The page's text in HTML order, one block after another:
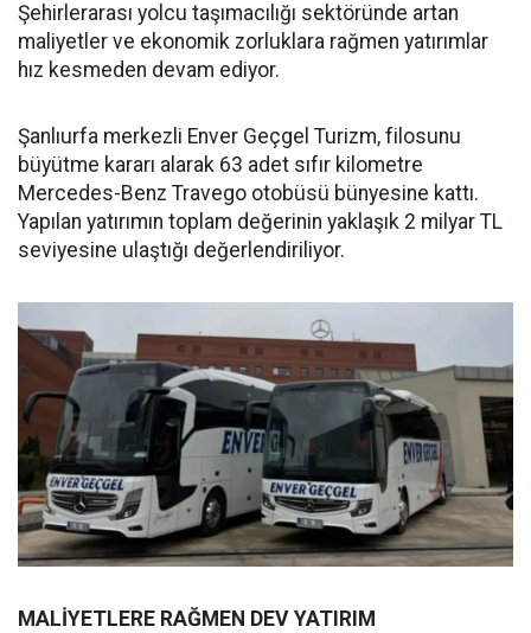
Şehirlerarası yolcu taşımacılığı sektöründe artan
maliyetler ve ekonomik zorluklara rağmen yatırımlar
hız kesmeden devam ediyor.
Şanlıurfa merkezli Enver Geçgel Turizm, filosunu
büyütme kararı alarak 63 adet sıfır kilometre
Mercedes-Benz Travego otobüsü bünyesine kattı.
Yapılan yatırımın toplam değerinin yaklaşık 2 milyar TL
seviyesine ulaştığı değerlendiriliyor.
MALİYETLERE RAĞMEN DEV YATIRIM